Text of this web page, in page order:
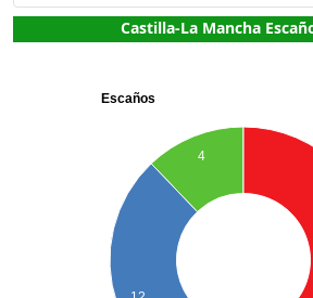
Castilla-La Mancha
Escaños
4